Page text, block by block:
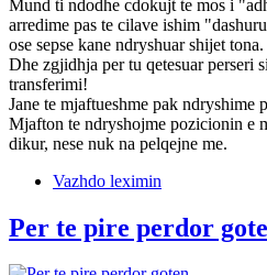
Mund ti ndodhe cdokujt te mos i
arredime pas te cilave ishim
ose sepse kane ndryshuar shijet tona.
Dhe zgjidhja per tu qetesuar perseri
transferimi!
Jane te mjaftueshme pak ndryshime
Mjafton te ndryshojme pozicionin e
dikur, nese nuk na pelqejne me.
Vazhdo leximin
Per te pire perdor